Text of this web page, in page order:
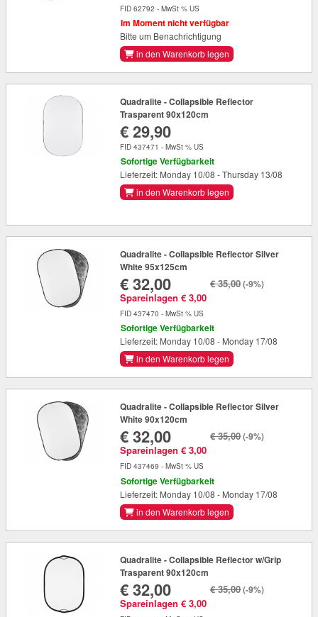
FID 62792 - MwSt % US
Im Moment nicht verfügbar
Bitte um Benachrichtigung
in den Warenkorb legen
Quadralite - Collapsible Reflector
Trasparent 90x120cm
€ 29,90
FID 437471 - MwSt % US
Sofortige Verfügbarkeit
Lieferzeit: Monday 10/08 - Thursday 13/08
in den Warenkorb legen
Quadralite - Collapsible Reflector Silver
White 95x125cm
€ 32,00
Spareinlagen € 3,00
€ 35,00(-9%)
FID 437470 - MwSt % US
Sofortige Verfügbarkeit
Lieferzeit: Monday 10/08 - Monday 17/08
in den Warenkorb legen
Quadralite - Collapsible Reflector Silver
White 90x120cm
€ 32,00
Spareinlagen € 3,00
€ 35,00(-9%)
FID 437469 - MwSt % US
Sofortige Verfügbarkeit
Lieferzeit: Monday 10/08 - Monday 17/08
in den Warenkorb legen
Quadralite - Collapsible Reflector w/Grip
Trasparent 90x120cm
€ 32,00
Spareinlagen € 3,00
€ 35,00(-9%)